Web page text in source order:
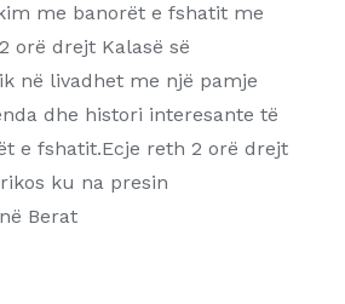
me banorët e fshatit me
orë drejt Kalasë së
në livadhet me një pamje
dhe histori interesante të
e fshatit.Ecje reth 2 orë drejt
ku na presin
Berat